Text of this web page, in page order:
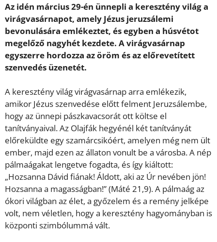
Az idén március 29-én ünnepli a keresztény világ a
virágvasárnapot, amely Jézus jeruzsálemi
bevonulására emlékeztet, és egyben a húsvétot
megelőző nagyhét kezdete. A virágvasárnap
egyszerre hordozza az öröm és az előrevetített
szenvedés üzenetét.
A keresztény világ virágvasárnap arra emlékezik,
amikor Jézus szenvedése előtt felment Jeruzsálembe,
hogy az ünnepi pászkavacsorát ott költse el
tanítványaival. Az Olajfák hegyénél két tanítványát
előreküldte egy szamárcsikóért, amelyen még nem ült
ember, majd ezen az állaton vonult be a városba. A nép
pálmaágakat lengetve fogadta, és így kiáltott:
„Hozsanna Dávid fiának! Áldott, aki az Úr nevében jön!
Hozsanna a magasságban!” (Máté 21,9). A pálmaág az
ókori világban az élet, a győzelem és a remény jelképe
volt, nem véletlen, hogy a keresztény hagyományban is
központi szimbólummá vált.